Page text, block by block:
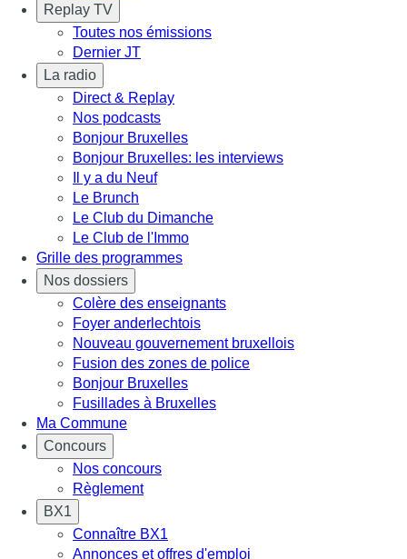
Replay TV
Toutes nos émissions
Dernier JT
La radio
Direct & Replay
Nos podcasts
Bonjour Bruxelles
Bonjour Bruxelles: les interviews
Il y a du Neuf
Le Brunch
Le Club du Dimanche
Le Club de l'Immo
Grille des programmes
Nos dossiers
Colère des enseignants
Foyer anderlechtois
Nouveau gouvernement bruxellois
Fusion des zones de police
Bonjour Bruxelles
Fusillades à Bruxelles
Ma Commune
Concours
Nos concours
Règlement
BX1
Connaître BX1
Annonces et offres d'emploi